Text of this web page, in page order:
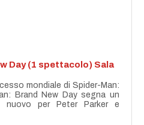
Day (1 spettacolo) Sala
mondiale di Spider-Man:
Brand New Day segna un
nuovo per Peter Parker e